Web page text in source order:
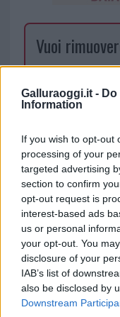
Galluraoggi.it -
Information
If you wish to opt-out
processing of your
targeted advertising
section to confirm
opt-out request is
interest-based ads
us or personal
your opt-out. You
disclosure of your
IAB’s list of
also be disclosed by
Downstream
Vuoi
cliccandoqui
Sei già
Puoi
sezioneLogin
cliccandoqui
TEMI: Alberto
Giacinto Erminia
Notizie Arzachena